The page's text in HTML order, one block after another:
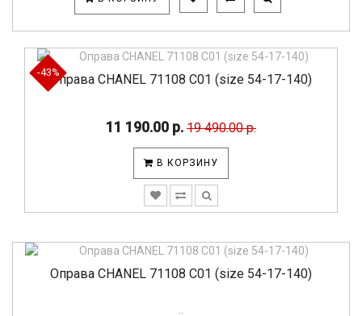
-43%Оправа CHANEL 71108 C01 (size 54-17-140)
11 190.00 р. 19 490.00 р.
В КОРЗИНУ
Оправа CHANEL 71108 C01 (size 54-17-140)